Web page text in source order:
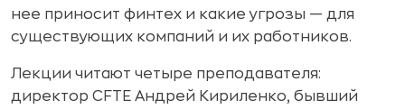
нее приносит финтех и какие угрозы — для
существующих компаний и их работников.
Лекции читают четыре преподавателя:
директор CFTE Андрей Кириленко, бывший